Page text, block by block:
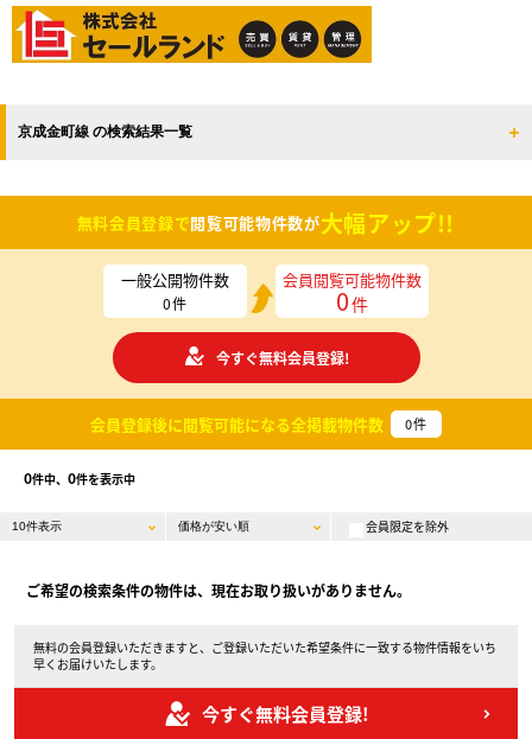
京成金町線 の検索結果一覧
無料会員登録で閲覧可能物件数が大幅アップ!!
一般公開物件数
0件
会員閲覧可能物件数
0件
今すぐ無料会員登録!
会員登録後に閲覧可能になる全掲載物件数 0件
0件中、 0件を表示中
会員限定を除外
ご希望の検索条件の物件は、現在お取り扱いがありません。
無料の会員登録いただきますと、ご登録いただいた希望条件に一致する物件情報をいち
早くお届けいたします。
今すぐ無料会員登録!